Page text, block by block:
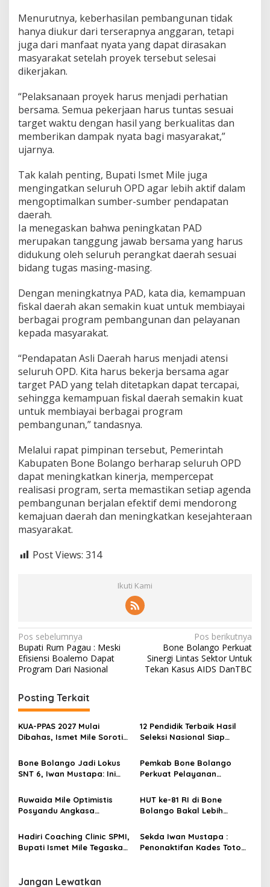
Menurutnya, keberhasilan pembangunan tidak
hanya diukur dari terserapnya anggaran, tetapi
juga dari manfaat nyata yang dapat dirasakan
masyarakat setelah proyek tersebut selesai
dikerjakan.
“Pelaksanaan proyek harus menjadi perhatian
bersama. Semua pekerjaan harus tuntas sesuai
target waktu dengan hasil yang berkualitas dan
memberikan dampak nyata bagi masyarakat,”
ujarnya.
Tak kalah penting, Bupati Ismet Mile juga
mengingatkan seluruh OPD agar lebih aktif dalam
mengoptimalkan sumber-sumber pendapatan
daerah.
Ia menegaskan bahwa peningkatan PAD
merupakan tanggung jawab bersama yang harus
didukung oleh seluruh perangkat daerah sesuai
bidang tugas masing-masing.
Dengan meningkatnya PAD, kata dia, kemampuan
fiskal daerah akan semakin kuat untuk membiayai
berbagai program pembangunan dan pelayanan
kepada masyarakat.
“Pendapatan Asli Daerah harus menjadi atensi
seluruh OPD. Kita harus bekerja bersama agar
target PAD yang telah ditetapkan dapat tercapai,
sehingga kemampuan fiskal daerah semakin kuat
untuk membiayai berbagai program
pembangunan,” tandasnya.
Melalui rapat pimpinan tersebut, Pemerintah
Kabupaten Bone Bolango berharap seluruh OPD
dapat meningkatkan kinerja, mempercepat
realisasi program, serta memastikan setiap agenda
pembangunan berjalan efektif demi mendorong
kemajuan daerah dan meningkatkan kesejahteraan
masyarakat.
Post Views: 314
Ikuti Kami
N
a
v
i
g
a
s
i
p
s
Pos sebelumnya
Bupati Rum Pagau : Meski
Efisiensi Boalemo Dapat
Program Dari Nasional
Pos berikutnya
Bone Bolango Perkuat
Sinergi Lintas Sektor Untuk
Tekan Kasus AIDS DanTBC
Posting Terkait
KUA-PPAS 2027 Mulai
Dibahas, Ismet Mile Soroti
Infrastruktur
12 Pendidik Terbaik Hasil
Seleksi Nasional Siap
Berkualitas di SNT 6 Bone
Bolango
Bone Bolango Jadi Lokus
SNT 6, Iwan Mustapa: Ini
Kawasan Pendidikan
Pemkab Bone Bolango
Perkuat Pelayanan
Posyandu Tingkat Provinsi
Ruwaida Mile Optimistis
Posyandu Angkasa
Hasil Terbaik
HUT ke-81 RI di Bone
Bolango Bakal Lebih
Beragam Kegiatan
Libatkan Masyarakat
Hadiri Coaching Clinic SPMI,
Bupati Ismet Mile Tegaskan
Pendidikan Bone Bolango
Sekda Iwan Mustapa :
Penonaktifan Kades Toto
Jangan Lewatkan